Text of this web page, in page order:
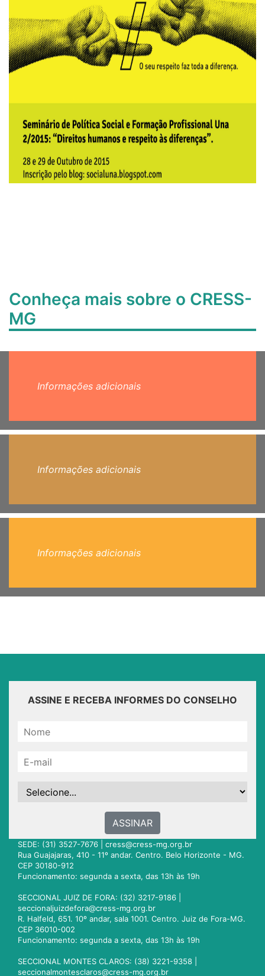
Conheça mais sobre o CRESS-
MG
Informações adicionais
Informações adicionais
Informações adicionais
ASSINE E RECEBA INFORMES DO CONSELHO
ASSINAR
SEDE: (31) 3527-7676 | cress@cress-mg.org.br
Rua Guajajaras, 410 - 11º andar. Centro. Belo Horizonte - MG.
CEP 30180-912
Funcionamento: segunda a sexta, das 13h às 19h
SECCIONAL JUIZ DE FORA: (32) 3217-9186 |
seccionaljuizdefora@cress-mg.org.br
R. Halfeld, 651. 10º andar, sala 1001. Centro. Juiz de Fora-MG.
CEP 36010-002
Funcionamento: segunda a sexta, das 13h às 19h
SECCIONAL MONTES CLAROS: (38) 3221-9358 |
seccionalmontesclaros@cress-mg.org.br